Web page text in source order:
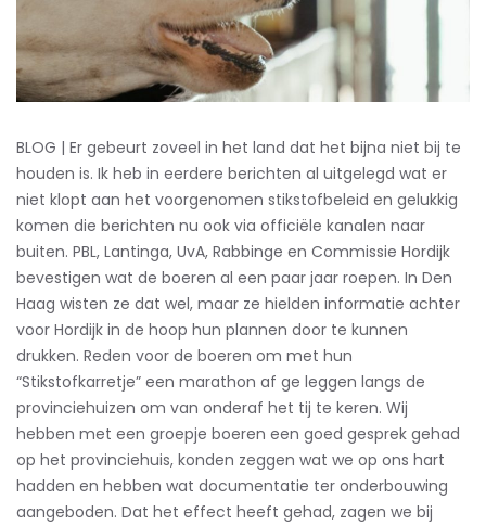
BLOG | Er gebeurt zoveel in het land dat het bijna niet bij te
houden is. Ik heb in eerdere berichten al uitgelegd wat er
niet klopt aan het voorgenomen stikstofbeleid en gelukkig
komen die berichten nu ook via officiële kanalen naar
buiten. PBL, Lantinga, UvA, Rabbinge en Commissie Hordijk
bevestigen wat de boeren al een paar jaar roepen. In Den
Haag wisten ze dat wel, maar ze hielden informatie achter
voor Hordijk in de hoop hun plannen door te kunnen
drukken. Reden voor de boeren om met hun
“Stikstofkarretje” een marathon af ge leggen langs de
provinciehuizen om van onderaf het tij te keren. Wij
hebben met een groepje boeren een goed gesprek gehad
op het provinciehuis, konden zeggen wat we op ons hart
hadden en hebben wat documentatie ter onderbouwing
aangeboden. Dat het effect heeft gehad, zagen we bij